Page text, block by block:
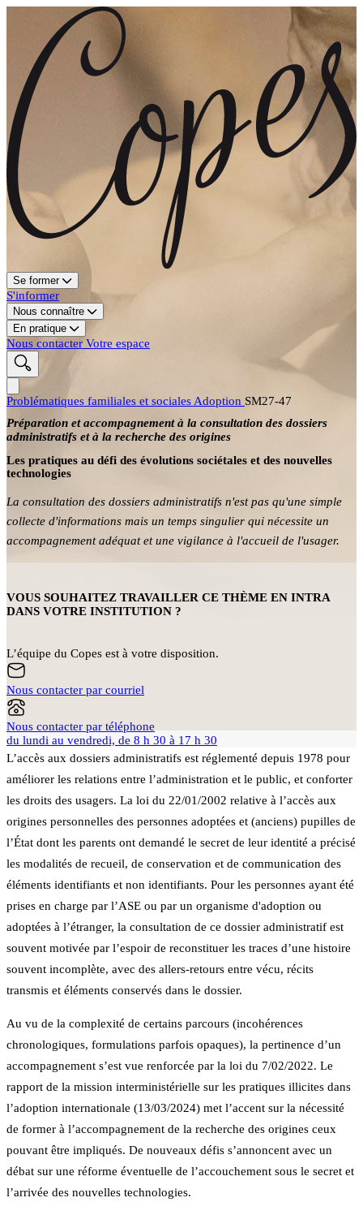
Se former
S'informer
Nous connaître
En pratique
Nous contacter Votre espace
Problématiques familiales et sociales Adoption SM27-47
Préparation et accompagnement à la consultation des dossiers
administratifs et à la recherche des origines
Les pratiques au défi des évolutions sociétales et des nouvelles
technologies
La consultation des dossiers administratifs n'est pas qu'une simple
collecte d'informations mais un temps singulier qui nécessite un
accompagnement adéquat et une vigilance à l'accueil de l'usager.
VOUS SOUHAITEZ TRAVAILLER CE THÈME EN INTRA
DANS VOTRE INSTITUTION ?
L’équipe du Copes est à votre disposition.
Nous contacter par courriel
Nous contacter par téléphone
du lundi au vendredi, de 8 h 30 à 17 h 30
L’accès aux dossiers administratifs est réglementé depuis 1978 pour
améliorer les relations entre l’administration et le public, et conforter
les droits des usagers. La loi du 22/01/2002 relative à l’accès aux
origines personnelles des personnes adoptées et (anciens) pupilles de
l’État dont les parents ont demandé le secret de leur identité a précisé
les modalités de recueil, de conservation et de communication des
éléments identifiants et non identifiants. Pour les personnes ayant été
prises en charge par l’ASE ou par un organisme d'adoption ou
adoptées à l’étranger, la consultation de ce dossier administratif est
souvent motivée par l’espoir de reconstituer les traces d’une histoire
souvent incomplète, avec des allers-retours entre vécu, récits
transmis et éléments conservés dans le dossier.
Au vu de la complexité de certains parcours (incohérences
chronologiques, formulations parfois opaques), la pertinence d’un
accompagnement s’est vue renforcée par la loi du 7/02/2022. Le
rapport de la mission interministérielle sur les pratiques illicites dans
l’adoption internationale (13/03/2024) met l’accent sur la nécessité
de former à l’accompagnement de la recherche des origines ceux
pouvant être impliqués. De nouveaux défis s’annoncent avec un
débat sur une réforme éventuelle de l’accouchement sous le secret et
l’arrivée des nouvelles technologies.